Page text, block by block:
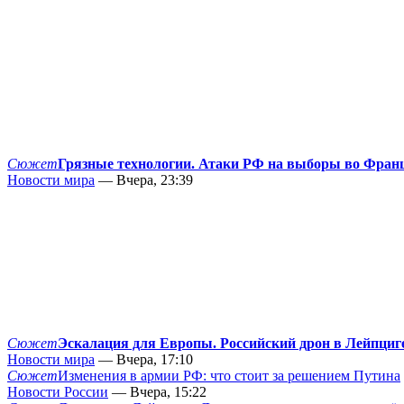
СюжетГрязные технологии. Атаки РФ на выборы во
Новости мира — Вчера, 23:39
СюжетЭскалация для Европы. Российский дрон в
Новости мира — Вчера, 17:10
СюжетИзменения в армии РФ: что стоит за решением Путина
Новости России — Вчера, 15:22